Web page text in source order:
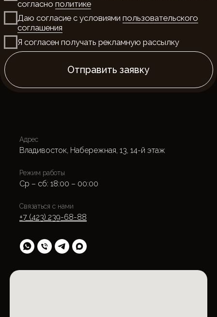
Адрес
Владивосток, Набережная, 13, 14-й этаж
Режим работы
Ср – сб: 18:00 – 00:00
Связаться с нами
+7 (423) 239-68-88